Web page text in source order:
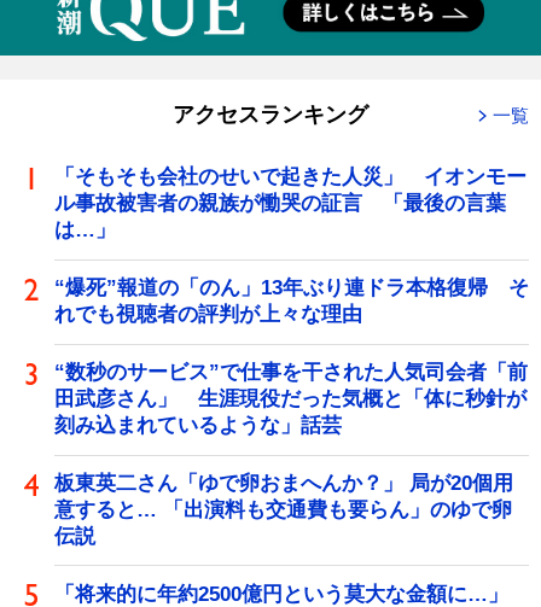
アクセスランキング 一覧
「そもそも会社のせいで起きた人災」 イオンモー
ル事故被害者の親族が慟哭の証言 「最後の言葉
は…」
“爆死”報道の「のん」13年ぶり連ドラ本格復帰 そ
れでも視聴者の評判が上々な理由
“数秒のサービス”で仕事を干された人気司会者「前
田武彦さん」 生涯現役だった気概と「体に秒針が
刻み込まれているような」話芸
板東英二さん「ゆで卵おまへんか？」 局が20個用
意すると… 「出演料も交通費も要らん」のゆで卵
伝説
「将来的に年約2500億円という莫大な金額に…」